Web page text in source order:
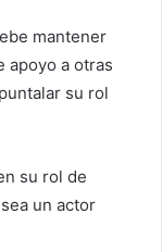
mantener
apoyo a otras
su rol
su rol de
un actor